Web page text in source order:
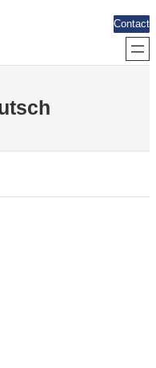
Contact